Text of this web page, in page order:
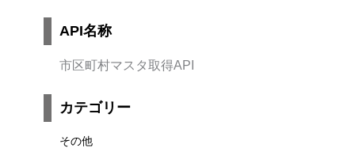
API名称
市区町村マスタ取得API
カテゴリー
その他